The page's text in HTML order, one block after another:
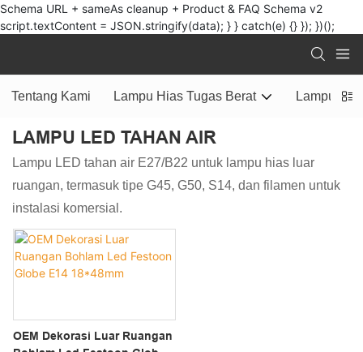
Schema URL + sameAs cleanup + Product & FAQ Schema v2
script.textContent = JSON.stringify(data); } } catch(e) {} }); })();
Tentang Kami Lampu Hias Tugas Berat Lampu
LAMPU LED TAHAN AIR
Lampu LED tahan air E27/B22 untuk lampu hias luar
ruangan, termasuk tipe G45, G50, S14, dan filamen untuk
instalasi komersial.
OEM Dekorasi Luar Ruangan